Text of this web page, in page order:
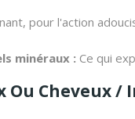
pour l'action
minéraux : Ce qui
Ou Cheveux /